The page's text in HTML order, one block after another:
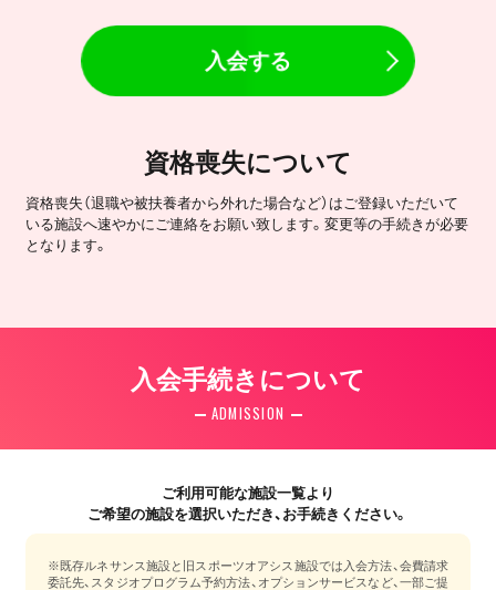
入会する
資格喪失について
資格喪失（退職や被扶養者から外れた場合など）はご登録いただいて
いる施設へ速やかにご連絡をお願い致します。変更等の手続きが必要
となります。
入会手続きについて
ADMISSION
ご利用可能な施設一覧より
ご希望の施設を選択いただき、お手続きください。
※既存ルネサンス施設と旧スポーツオアシス施設では入会方法、会費請求
委託先、スタジオプログラム予約方法、オプションサービスなど、一部ご提